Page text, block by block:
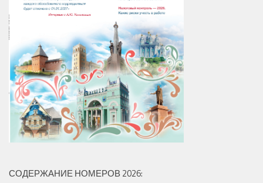
СОДЕРЖАНИЕ НОМЕРОВ 2026: